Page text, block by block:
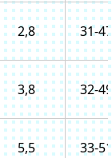
2,8 31-47
3,8 32-49
5,5 33-51